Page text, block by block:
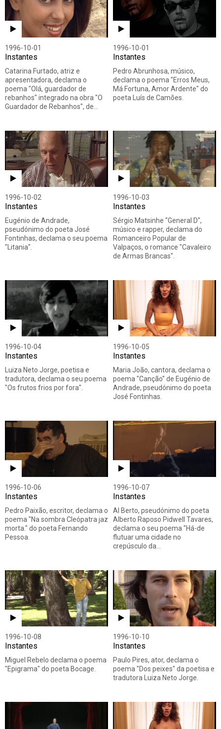
1996-10-01
Instantes
Catarina Furtado, atriz e
apresentadora, declama o
poema "Olá, guardador de
rebanhos" integrado na obra "O
Guardador de Rebanhos", de…
1996-10-01
Instantes
Pedro Abrunhosa, músico,
declama o poema "Erros Meus,
Má Fortuna, Amor Ardente" do
poeta Luís de Camões.
1996-10-02
Instantes
Eugénio de Andrade,
pseudónimo do poeta José
Fontinhas, declama o seu poema
"Litania".
1996-10-03
Instantes
Sérgio Matsinhe "General D",
músico e rapper, declama do
Romanceiro Popular de
Valpaços, o romance "Cavaleiro
de Armas Brancas".
1996-10-04
Instantes
Luiza Neto Jorge, poetisa e
tradutora, declama o seu poema
"Os frutos frios por fora".
1996-10-05
Instantes
Maria João, cantora, declama o
poema "Canção" de Eugénio de
Andrade, pseudónimo do poeta
José Fontinhas.
1996-10-06
Instantes
Pedro Paixão, escritor, declama o
poema "Na sombra Cleópatra jaz
morta." do poeta Fernando
Pessoa.
1996-10-07
Instantes
Al Berto, pseudónimo do poeta
Alberto Raposo Pidwell Tavares,
declama o seu poema "Há-de
flutuar uma cidade no
crepúsculo da…
1996-10-08
Instantes
Miguel Rebelo declama o poema
"Epigrama" do poeta Bocage.
1996-10-10
Instantes
Paulo Pires, ator, declama o
poema "Dos peixes" da poetisa e
tradutora Luiza Neto Jorge.